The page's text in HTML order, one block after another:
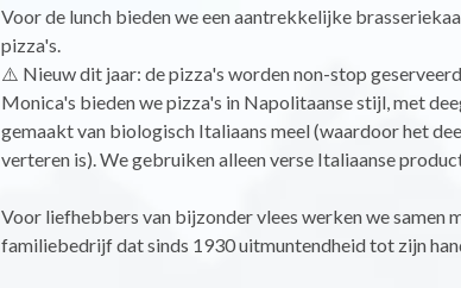
Voor de lunch bieden we een aantrekkelijke
pizza's.
⚠️ Nieuw dit jaar: de pizza's worden non-stop
Monica's bieden we pizza's in Napolitaanse stijl, met
gemaakt van biologisch Italiaans meel (waardoor het
verteren is). We gebruiken alleen verse Italiaanse
Voor liefhebbers van bijzonder vlees werken we samen
familiebedrijf dat sinds 1930 uitmuntendheid tot zijn